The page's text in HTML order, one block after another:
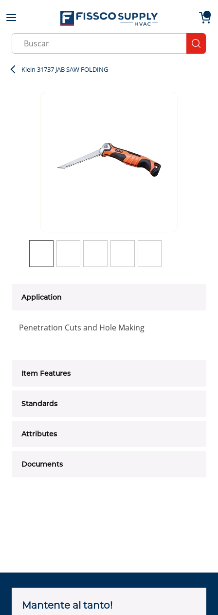
Skip to main content
Site Search
Klein 31737 JAB SAW FOLDING
Application
Penetration Cuts and Hole Making
Item Features
Standards
Attributes
Documents
Mantente al tanto!